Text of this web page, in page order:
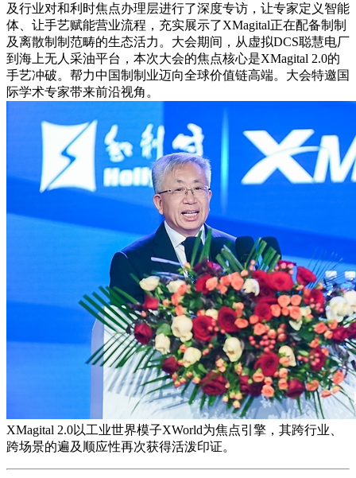
及行业对和利时焦点办理层进行了深度专访，让专家定义智能
体、让手艺赋能营业流程，充实展示了XMagital正在配备制制
及离散制制范畴的生态活力。大会期间，从虚拟DCS聪慧电厂
到海上无人采油平台，本次大会的焦点核心是XMagital 2.0的
手艺冲破。帮力中国制制业迈向全球价值链高端。大会特邀国
际学术专家带来前沿视角。
XMagital 2.0以工业世界模子XWorld为焦点引擎，其跨行业、
跨场景的遍及顺应性再次获得活泼印证。